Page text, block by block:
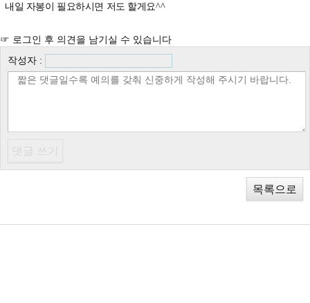
내일 자봉이 필요하시면 저도 할게요^^
☞ 로그인 후 의견을 남기실 수 있습니다
작성자 :
목록으로